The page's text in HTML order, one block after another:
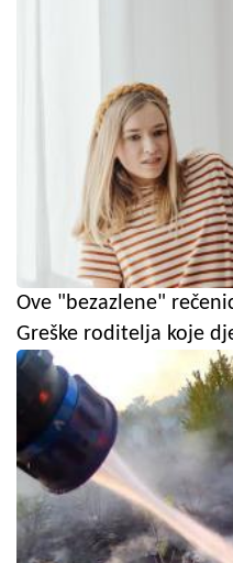
Ove "bezazlene"
Greške roditelja koje